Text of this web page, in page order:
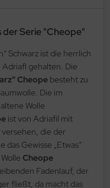
der Serie "Cheope"
Schwarz ist die herrlich
Adriafl gehalten. Die
Cheope besteht zu
Die im
Wolle
ist von Adriafil mit
die der
Gewisse „Etwas“
Cheope
Fadenlauf, der
fließt, da macht das